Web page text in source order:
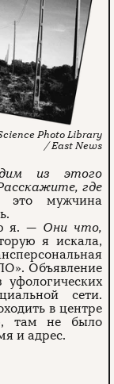
Photo Library
/ East News
из этого
где
мужчина
я. — Они что,
я искала,
Объявление
сети.
в центре
там не было
и адрес.